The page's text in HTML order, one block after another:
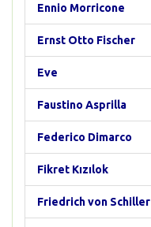
Ennio Morricone
Ernst Otto Fischer
Eve
Faustino Asprilla
Federico Dimarco
Fikret Kızılok
Friedrich von Schiller